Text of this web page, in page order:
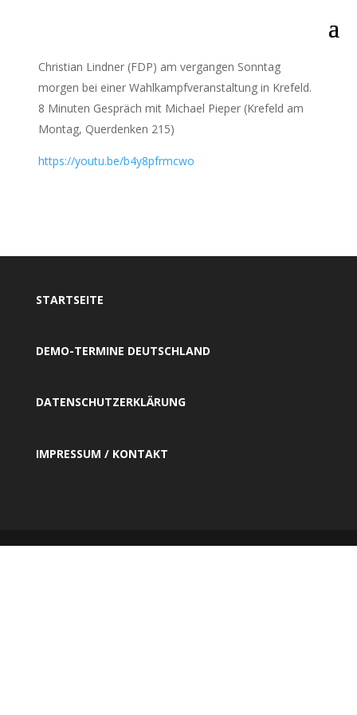
Christian Lindner (FDP) am vergangen Sonntag
morgen bei einer Wahlkampfveranstaltung in Krefeld.
8 Minuten Gespräch mit Michael Pieper (Krefeld am
Montag, Querdenken 215)
https://youtu.be/b4y8pfrmcwo
STARTSEITE
DEMO-TERMINE DEUTSCHLAND
DATENSCHUTZERKLÄRUNG
IMPRESSUM / KONTAKT